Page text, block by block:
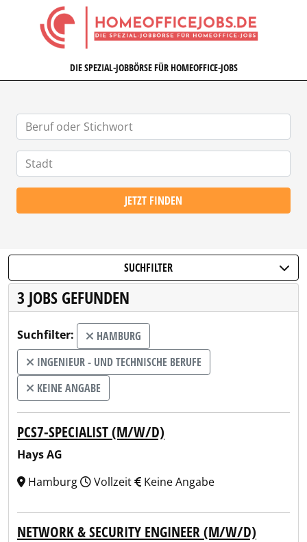
HOMEOFFICEJOBS.DE
DIE SPEZIAL-JOBBÖRSE FÜR HOMEOFFICE-JOBS
JETZT FINDEN
SUCHFILTER
3 JOBS GEFUNDEN
Suchfilter:
HAMBURG
INGENIEUR - UND TECHNISCHE BERUFE
KEINE ANGABE
PCS7-SPECIALIST (M/W/D)
Hays AG
Hamburg
Vollzeit Keine Angabe
NETWORK & SECURITY ENGINEER (M/W/D)